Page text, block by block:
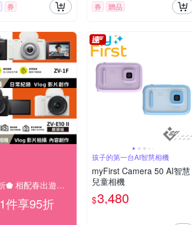
券 券 贈品
下殺95折⬟ 相配春出遊大促
件享95折
孩子的第一台AI智慧相機
myFirst Camera 50 AI智慧
兒童相機
$3,480